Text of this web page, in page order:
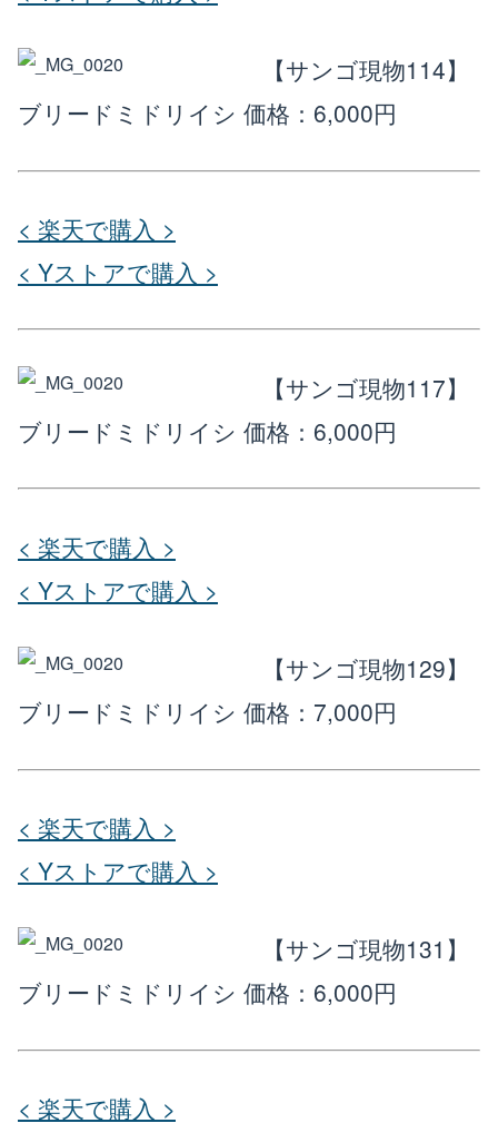
【サンゴ現物114】
ブリードミドリイシ 価格：6,000円
< 楽天で購入 >
< Yストアで購入 >
【サンゴ現物117】
ブリードミドリイシ 価格：6,000円
< 楽天で購入 >
< Yストアで購入 >
【サンゴ現物129】
ブリードミドリイシ 価格：7,000円
< 楽天で購入 >
< Yストアで購入 >
【サンゴ現物131】
ブリードミドリイシ 価格：6,000円
< 楽天で購入 >